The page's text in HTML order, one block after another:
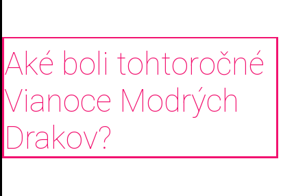
Aké boli tohtoročné
Vianoce Modrých
Drakov?